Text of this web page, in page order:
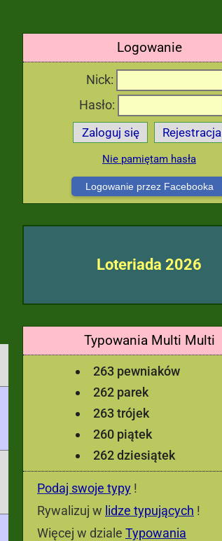
Logowanie
Nick:
Hasło:
Zaloguj się Rejestracja
Nie pamiętam hasła
Logowanie przez Facebooka
Loteriada 2026
Typowania Multi Multi
263 pewniaków
262 parek
263 trójek
260 piątek
262 dziesiątek
Podaj swoje typy !
Rywalizuj w lidze typujących !
Więcej w dziale Typowania